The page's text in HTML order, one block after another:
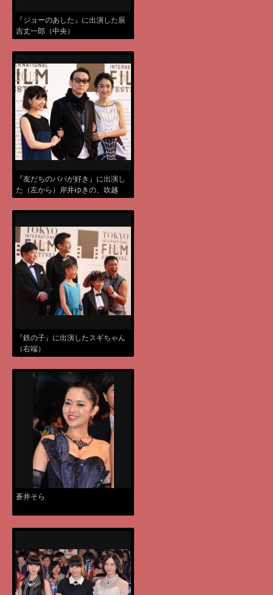
『ジョーのあした』に出演した辰
吉丈一郎（中央）
『友だちのパパが好き』に出演し
た（左から）岸井ゆきの、吹越
満、安藤輪子
『鉄の子』に出演したスギちゃん
（右端）
蒼井そら